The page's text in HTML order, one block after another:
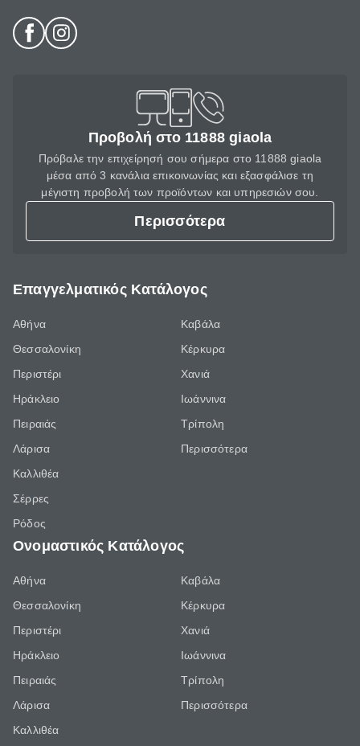
Προβολή στο 11888 giaola
Πρόβαλε την επιχείρησή σου σήμερα στο 11888 giaola
μέσα από 3 κανάλια επικοινωνίας και εξασφάλισε τη
μέγιστη προβολή των προϊόντων και υπηρεσιών σου.
Περισσότερα
Επαγγελματικός Κατάλογος
Αθήνα
Θεσσαλονίκη
Περιστέρι
Ηράκλειο
Πειραιάς
Λάρισα
Καλλιθέα
Σέρρες
Ρόδος
Καβάλα
Κέρκυρα
Χανιά
Ιωάννινα
Τρίπολη
Περισσότερα
Ονομαστικός Κατάλογος
Αθήνα
Θεσσαλονίκη
Περιστέρι
Ηράκλειο
Πειραιάς
Λάρισα
Καλλιθέα
Καβάλα
Κέρκυρα
Χανιά
Ιωάννινα
Τρίπολη
Περισσότερα